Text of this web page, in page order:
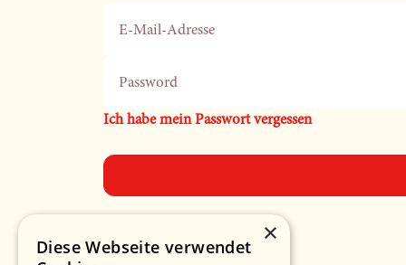
E-Mail-Adresse
Password
Ich habe mein Passwort vergessen
×
Diese Webseite verwendet